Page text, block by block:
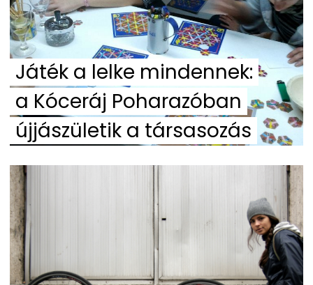
Játék a lelke mindennek:
a Kóceráj Poharazóban
újjászületik a társasozás